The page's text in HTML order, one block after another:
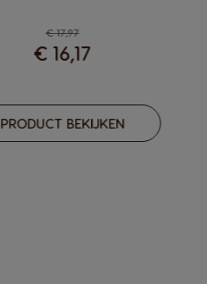
Regular Price
€ 17,97
€ 16,17
PRODUCT BEKIJKEN